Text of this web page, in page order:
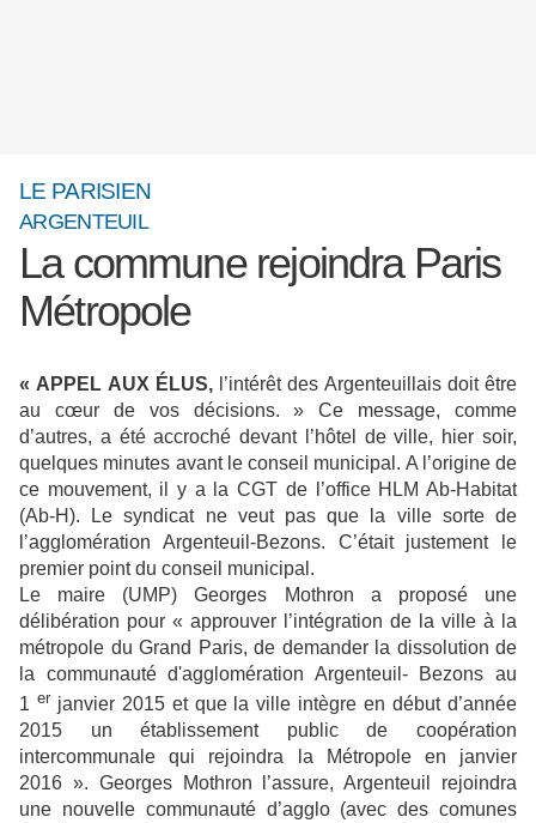
LE PARISIEN
ARGENTEUIL
La commune rejoindra Paris
Métropole
« APPEL AUX ÉLUS,l’intérêt des Argenteuillais doit être
au cœur de vos décisions. » Ce message, comme
d’autres, a été accroché devant l’hôtel de ville, hier soir,
quelques minutes avant le conseil municipal. A l’origine de
ce mouvement, il y a la CGT de l’office HLM Ab-Habitat
(Ab-H). Le syndicat ne veut pas que la ville sorte de
l’agglomération Argenteuil-Bezons. C’était justement le
premier point du conseil municipal.
Le maire (UMP) Georges Mothron a proposé une
délibération pour « approuver l’intégration de la ville à la
métropole du Grand Paris, de demander la dissolution de
la communauté d'agglomération Argenteuil- Bezons au
1 er janvier 2015 et que la ville intègre en début d’année
2015 un établissement public de coopération
intercommunale qui rejoindra la Métropole en janvier
2016 ». Georges Mothron l’assure, Argenteuil rejoindra
une nouvelle communauté d’agglo (avec des comunes